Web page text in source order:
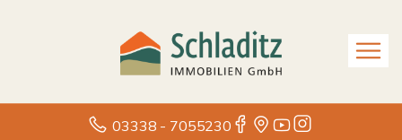
03338 - 7055230